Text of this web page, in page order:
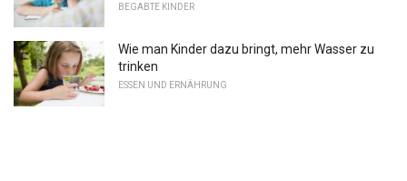
BEGABTE KINDER
Wie man Kinder dazu bringt, mehr Wasser zu
trinken
ESSEN UND ERNÄHRUNG